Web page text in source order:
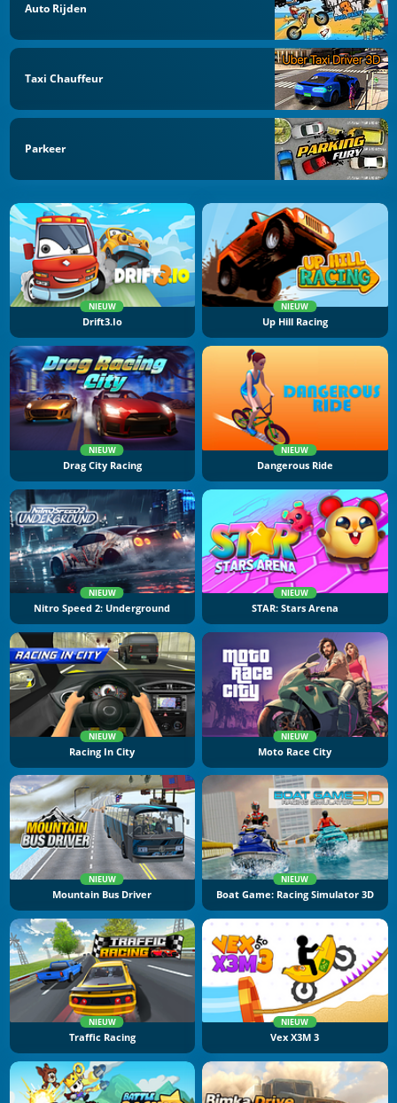
Auto Rijden
Taxi Chauffeur
Parkeer
NIEUW
Drift3.io
NIEUW
Up Hill Racing
NIEUW
Drag City Racing
NIEUW
Dangerous Ride
NIEUW
Nitro Speed 2: Underground
NIEUW
STAR: Stars Arena
NIEUW
Racing In City
NIEUW
Moto Race City
NIEUW
Mountain Bus Driver
NIEUW
Boat Game: Racing Simulator 3D
NIEUW
Traffic Racing
NIEUW
Vex X3M 3